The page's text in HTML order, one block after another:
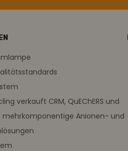
verkauft CRM, QuEChERS und
mehrkomponentige Anionen- und